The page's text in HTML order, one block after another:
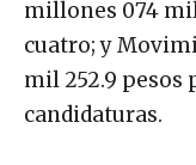
millones 074
cuatro; y
mil 252.9 pesos
candidaturas.